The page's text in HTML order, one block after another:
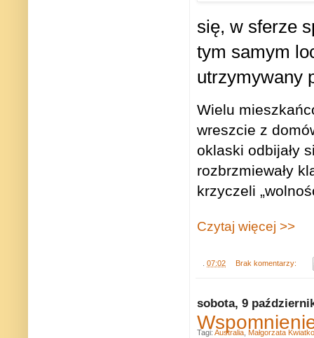
się, w sferze
tym samym
utrzymywany
Wielu
wreszcie z
oklaski odbijały
rozbrzmiewały
krzyczeli
Czytaj więcej >>
07:02 Brak komentarzy:
sobota, 9
Tagi: Australia Małgorzata